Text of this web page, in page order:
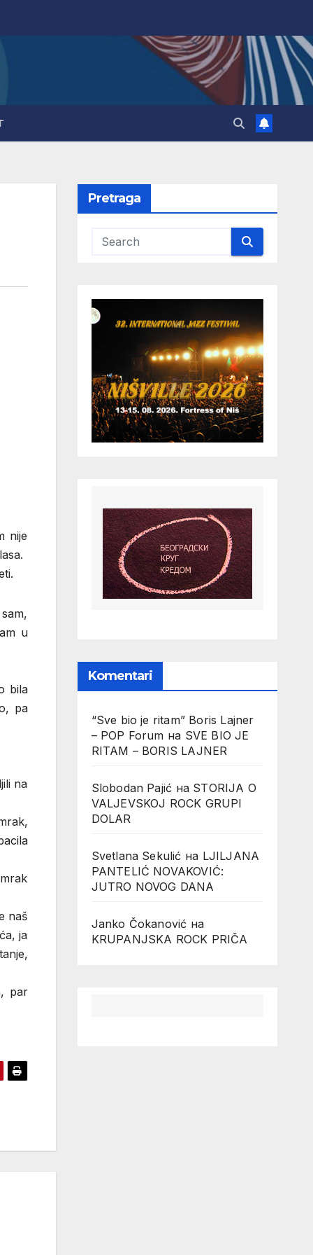
nije
u
bila
pa
na
naš
ja
par
Pretraga
Komentari
“Sve bio je ritam” Boris Lajner
– POP Forum на SVE BIO JE
RITAM – BORIS LAJNER
Slobodan Pajić на STORIJA O
VALJEVSKOJ ROCK GRUPI
DOLAR
Svetlana Sekulić на LJILJANA
PANTELIĆ NOVAKOVIĆ:
JUTRO NOVOG DANA
Janko Čokanović на
KRUPANJSKA ROCK PRIČA